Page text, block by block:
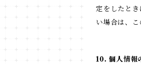
定をしたと
い場合は、こ
10. 個人情報